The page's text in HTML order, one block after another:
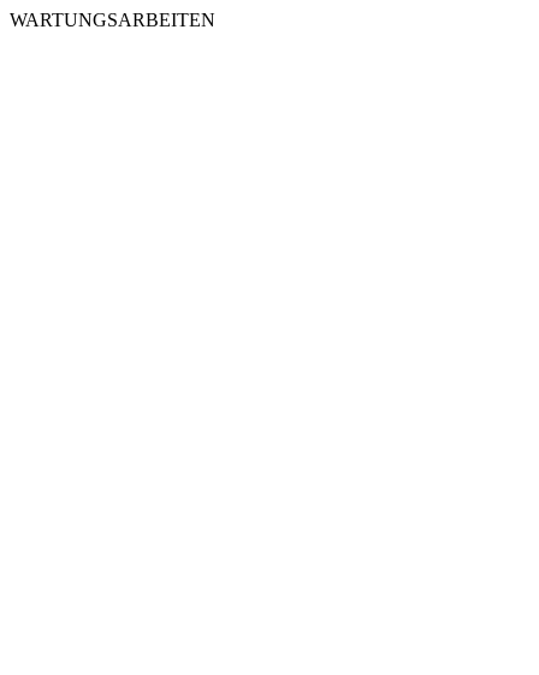
WARTUNGSARBEITEN